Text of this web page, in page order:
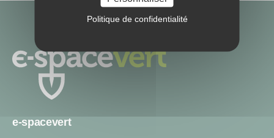
Politique de confidentialité
e-spacevert